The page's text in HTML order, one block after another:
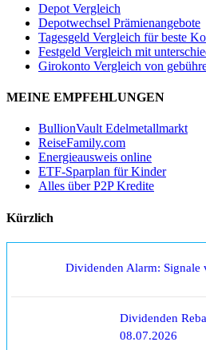
Depot Vergleich
Depotwechsel Prämienangebote
Tagesgeld Vergleich für beste
Festgeld Vergleich mit
Girokonto Vergleich von
MEINE EMPFEHLUNGEN
BullionVault Edelmetallmarkt
ReiseFamily.com
Energieausweis online
ETF-Sparplan für Kinder
Alles über P2P Kredite
Kürzlich
Dividenden Alarm: Signale
Dividenden
08.07.2026